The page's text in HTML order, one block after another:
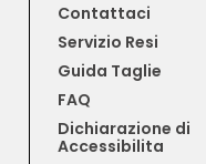
Contattaci
Servizio Resi
Guida Taglie
FAQ
Dichiarazione di
Accessibilita